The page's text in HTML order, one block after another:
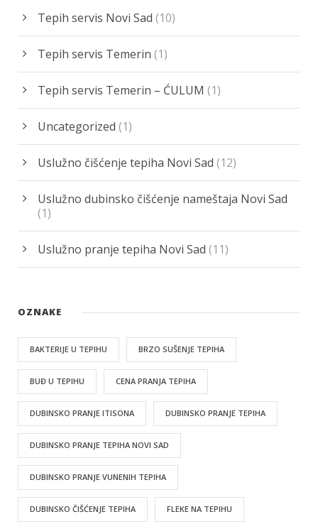
Tepih servis Novi Sad (10)
Tepih servis Temerin (1)
Tepih servis Temerin – ĆULUM (1)
Uncategorized (1)
Uslužno čišćenje tepiha Novi Sad (12)
Uslužno dubinsko čišćenje nameštaja Novi Sad
(1)
Uslužno pranje tepiha Novi Sad (11)
OZNAKE
BAKTERIJE U TEPIHU BRZO SUŠENJE TEPIHA
BUĐ U TEPIHU CENA PRANJA TEPIHA
DUBINSKO PRANJE ITISONA DUBINSKO PRANJE TEPIHA
DUBINSKO PRANJE TEPIHA NOVI SAD
DUBINSKO PRANJE VUNENIH TEPIHA
DUBINSKO ČIŠĆENJE TEPIHA FLEKE NA TEPIHU